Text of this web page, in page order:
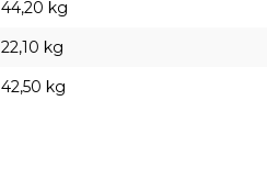
44,20 kg
22,10 kg
42,50 kg